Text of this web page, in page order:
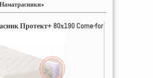
Протект+ 80х190 Come-for